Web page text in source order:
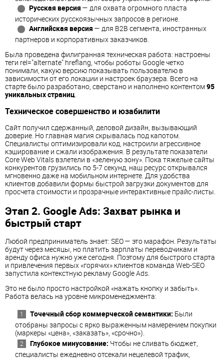
Русская версия — для охвата огромного пласта
исторических русскоязычных запросов в регионе.
Английская версия — для B2B сегмента, иностранных
партнеров и корпоративных заказчиков.
Была проведена филигранная техническая работа: настроены
теги rel="alternate" hreflang, чтобы роботы Google четко
понимали, какую версию показывать пользователю в
зависимости от его локации и настроек браузера. Всего на
старте было разработано, сверстано и наполнено контентом95
уникальных страниц
Техническое совершенство и юзабилити
Сайт получил сдержанный, деловой дизайн, вызывающий
доверие. Но главная магия скрывалась под капотом.
Специалисты оптимизировали код, настроили агрессивное
кэширование и сжали изображения. В результате показатели
Core Web Vitals взлетели в «зеленую зону». Пока тяжелые сайты
конкурентов грузились по 5-7 секунд, наш ресурс открывался
мгновенно даже на мобильном интернете. Для удобства
клиентов добавили формы быстрой загрузки документов для
просчета стоимости и прозрачные интерактивные прайс-листы.
Этап 2. Google Ads: Захват рынка и
быстрый старт
Любой предприниматель знает: SEO — это марафон. Результаты
будут через месяцы, но платить зарплаты переводчикам и
аренду офиса нужно уже сегодня. Поэтому для быстрого старта
и привлечения первых «горячих» клиентов команда Web-SEO
запустила контекстную рекламу Google Ads.
Это не было просто настройкой «нажать кнопку и забыть».
Работа велась на уровне микроменеджмента:
Точечный сбор коммерческой семантики: Были
отобраны запросы с ярко выраженным намерением покупки
(маркеры «цена», «заказать», «срочно»).
Глубокое минусование: Чтобы не сливать бюджет,
специалисты ежедневно отсекали нецелевой трафик,